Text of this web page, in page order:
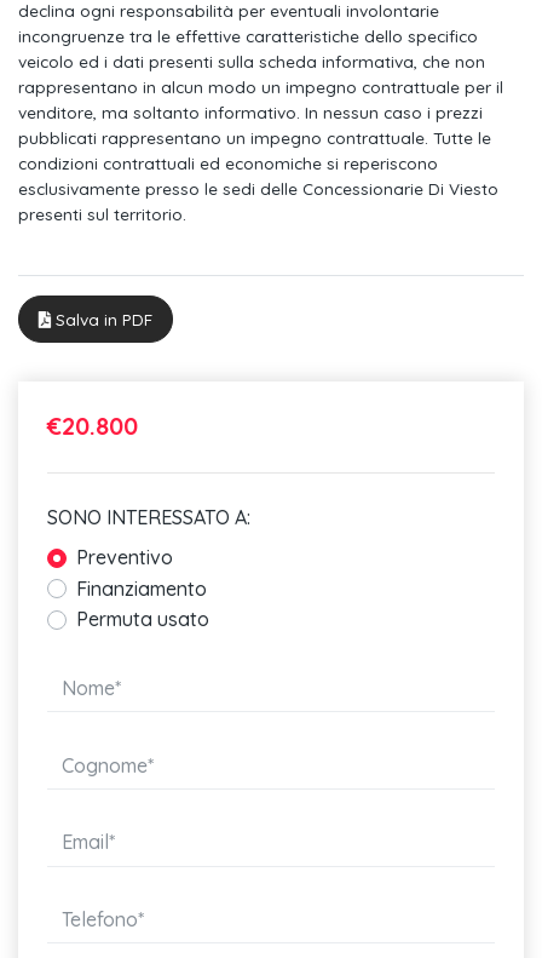
Chiave con telecomando
Sistema start/stop con recupero dell'energia
Specchietti esterni ripiegabili e regolabili elettricamente,
riscaldabili, con funzione cordolo
Gruppi ottici posteriori a led
Regolazione manuale della profondità dei fari
Sensore luminosità e pioggia
Isofix
Disattivazione airbag anteriore
Cinture anteriori regolabili in altezza
Freni anteriori e posteriori a disco
Vetri elettrici anteriori e posteriori
declina ogni responsabilità per eventuali involontarie
incongruenze tra le effettive caratteristiche dello specifico
veicolo ed i dati presenti sulla scheda informativa, che non
rappresentano in alcun modo un impegno contrattuale per il
venditore, ma soltanto informativo. In nessun caso i prezzi
pubblicati rappresentano un impegno contrattuale. Tutte le
condizioni contrattuali ed economiche si reperiscono
esclusivamente presso le sedi delle Concessionarie Di Viesto
presenti sul territorio.
Salva in PDF
€20.800
SONO INTERESSATO A:
Preventivo
Finanziamento
Permuta usato